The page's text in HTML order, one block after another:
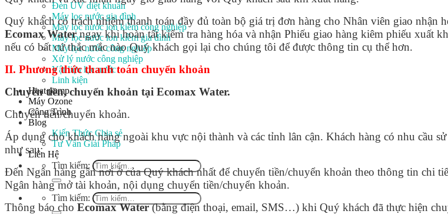
Đèn UV diệt khuẩn
Máy lọc nước gia đình
Máy lọc nước ion kiềm công nghiệp
Máy lọc nước ion kiềm gia đình
Máy lọc nước công nghiệp
Xử lý nước công nghiệp
Vật liệu lọc nước
Linh kiện
Heat pump
Máy Ozone
Công Trình
Blog
Kiến Thức Chia sẻ
Tư Vấn Giải Pháp
Liên Hệ
Tìm kiếm:
Tìm kiếm:
Quý khách có trách nhiệm thanh toán đầy đủ toàn bộ giá trị đơn hàng cho Nhân viên giao nhận
Ecomax Waterngay khi hoàn tất kiểm tra hàng hóa và nhận Phiếu giao hàng kiêm phiếu xuất
nếu có bất cứ thắc mắc nào Quý khách gọi lại cho chúng tôi để được thông tin cụ thể hơn.
II. Phương thức thanh toán chuyển khoản
Chuyển tiền, chuyển khoản tại Ecomax Water.
Chuyển tiền/chuyển khoản.
Áp dụng cho khách hàng ngoài khu vực nội thành và các tỉnh lân cận. Khách hàng có nhu cầu
như sau:
Đến Ngân hàng gần nơi ở của Quý khách nhất để chuyển tiền/chuyển khoản theo thông tin chi
Ngân hàng mở tài khoản, nội dụng chuyển tiền/chuyển khoản.
Thông báo cho Ecomax Water(bằng điện thoại, email, SMS…) khi Quý khách đã thực hiện